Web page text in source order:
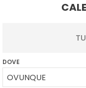
DOVE
OVUNQUE